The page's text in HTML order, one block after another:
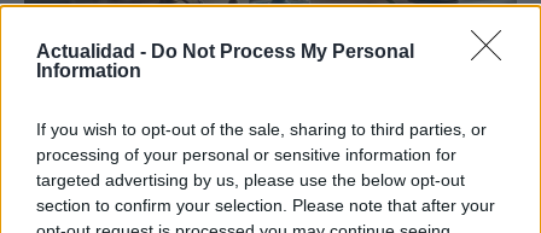
Actualidad - Do Not Process My Personal
Information
If you wish to opt-out of the sale, sharing to third parties, or
processing of your personal or sensitive information for
targeted advertising by us, please use the below opt-out
section to confirm your selection. Please note that after your
advierte sobre fenómenos meteorológicos
en España
España se prepara para una semana de calor…